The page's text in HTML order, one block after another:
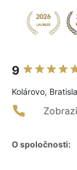
9
Kolárovo,
O spoločnosti: